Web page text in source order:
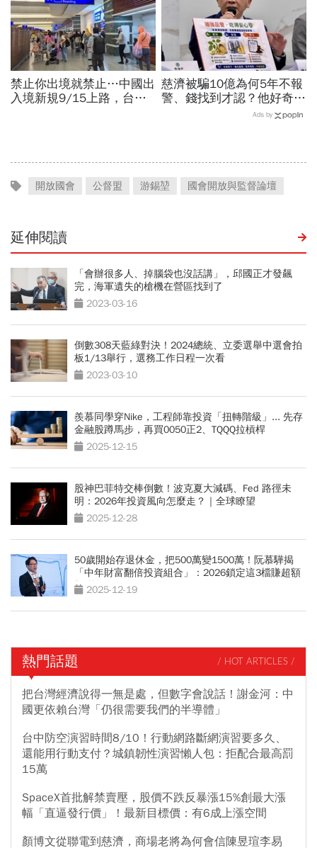
禁止你出境就禁止…中國出
入境新規9/15上路，台灣
慈濟被騙10億為何5年不報
警、錢找到才認？他好奇：
當年財報怎麼編…陳時中背
Ads by
開放國會 公督盟 游錫堃 國會開放與監督論壇
延伸閱讀
「會辦很多人、掉腦袋也沒話講」，邱國正才發飆
完，海軍遺失的槍機在營區找到了
2023-03-16
倒數308天藍綠對決！2024總統、立委選舉中選會拍
板1/13舉行，選務工作日程一次看
2023-03-10
羨慕同學穿Nike，工程師靠投資「扭轉階級」... 先存
金融股蹲馬步，再買0050正2、TQQQ拉槓桿
2025-12-15
股神巴菲特交棒倒數！波克夏大減碼、Fed 路徑未
明：2026年投資風向怎麼走？｜全球瞭望
2025-12-28
50歲開始存退休金，把500萬變1500萬！阮慕驊揭
「中年財富翻倍投資組合」：2026鎖定這3檔賺超額
報酬2025-12-19
熱門話題 / HOT ARTICLES /
把台灣經濟說得一無是處，但數字會說話！謝金河：中
國更依賴台灣「仍很需要我們的半導體」
台中防空演習時間8/10！行動網路斷網演習要多久、
還能用行動支付？城鎮韌性演習懶人包：拒配合最高罰
15萬
SpaceX首批解禁賣壓，股價不跌反暴漲15%創最大漲
幅「直逼發行價」！最新目標價：有6成上漲空間
顏博文從聯電到慈濟，商場老將為何會信陳昱瑄李易